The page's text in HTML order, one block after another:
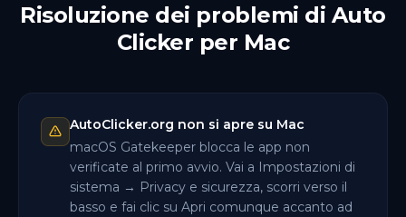
Risoluzione dei problemi di Auto
Clicker per Mac
AutoClicker.org non si apre su Mac
macOS Gatekeeper blocca le app non
verificate al primo avvio. Vai a Impostazioni di
sistema → Privacy e sicurezza, scorri verso il
basso e fai clic su Apri comunque accanto ad